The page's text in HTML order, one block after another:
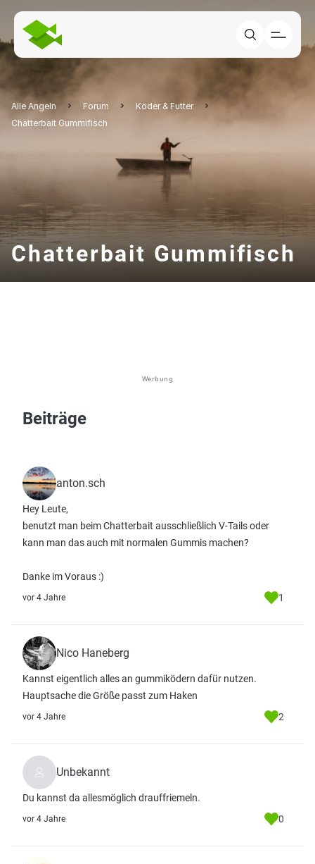
Alle Angeln Forum
Köder & Futter
Chatterbait Gummifisch
Chatterbait Gummifisch
Werbung
Beiträge
anton.sch
Hey Leute,
benutzt man beim Chatterbait ausschließlich V-Tails oder
kann man das auch mit normalen Gummis machen?
Danke im Voraus :)
vor 4 Jahre 1
Nico Haneberg
Kannst eigentlich alles an gummiködern dafür nutzen.
Hauptsache die Größe passt zum Haken
vor 4 Jahre 2
Unbekannt
Du kannst da allesmöglich drauffriemeln.
vor 4 Jahre 0